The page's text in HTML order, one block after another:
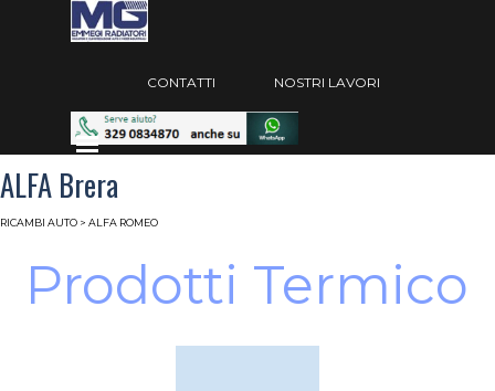
Vai ai contenuti
Salta menù
CONTATTI NOSTRI LAVORI
Salta menù
ALFA Brera
RICAMBI AUTO > ALFA ROMEO
Prodotti Termico